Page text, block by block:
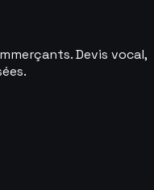
Devis vocal,